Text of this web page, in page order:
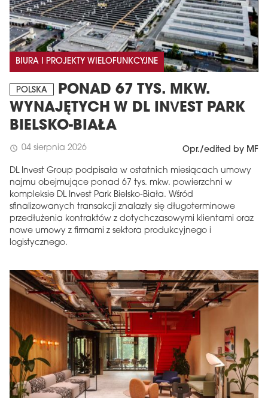
BIURA I PROJEKTY WIELOFUNKCYJNE
POLSKA
PONAD 67 TYS. MKW.
WYNAJĘTYCH W DL INVEST PARK
BIELSKO-BIAŁA
schedule 04 sierpnia 2026 Opr./edited by MF
DL Invest Group podpisała w ostatnich miesiącach umowy
najmu obejmujące ponad 67 tys. mkw. powierzchni w
kompleksie DL Invest Park Bielsko-Biała. Wśród
sfinalizowanych transakcji znalazły się długoterminowe
przedłużenia kontraktów z dotychczasowymi klientami oraz
nowe umowy z firmami z sektora produkcyjnego i
logistycznego.